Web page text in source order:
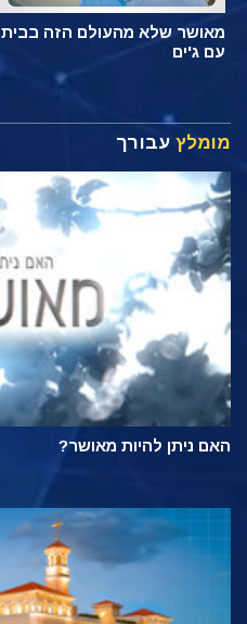
מאושר שלא מהעולם הזה בבית
עם ג'ים
מומלץ עבורך
האם ניתן להיות מאושר?